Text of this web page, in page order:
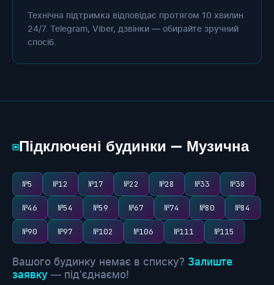
Технічна підтримка відповідає протягом 10 хвилин
24/7. Telegram, Viber, дзвінки — обирайте зручний
спосіб.
▣Підключені будинки — Музична
№5 №12 №17 №22 №28 №33 №38
№46 №54 №59 №67 №74 №80 №84
№90 №97 №102 №106 №111 №115
Вашого будинку немає в списку? Залиште
заявку — під'єднаємо!